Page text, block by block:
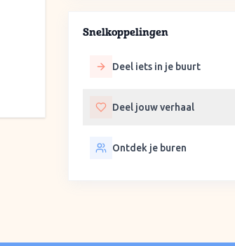
Snelkoppelingen
Deel iets in je buurt
Deel jouw verhaal
Ontdek je buren